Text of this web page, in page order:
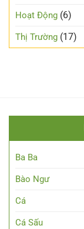
Hoạt Động (6)
Thị Trường (17)
Ba Ba
Bào Ngư
Cá
Cá Sấu